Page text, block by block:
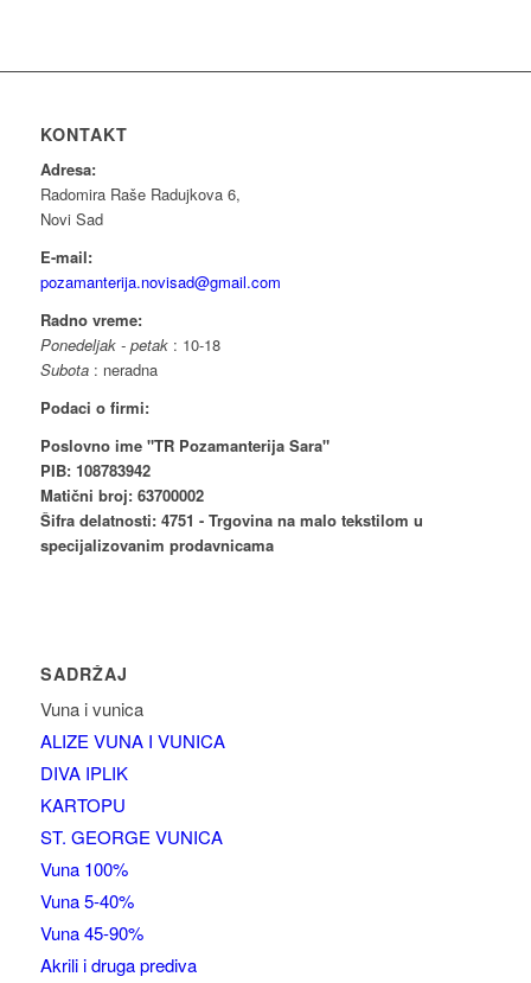
KONTAKT
Adresa:
Radomira Raše Radujkova 6,
Novi Sad
E-mail:
pozamanterija.novisad@gmail.com
Radno vreme:
Ponedeljak - petak: 10-18
Subota: neradna
Podaci o firmi:
Poslovno ime "TR Pozamanterija Sara"
PIB: 108783942
Matični broj: 63700002
Šifra delatnosti: 4751 - Trgovina na malo tekstilom u
specijalizovanim prodavnicama
SADRŽAJ
Vuna i vunica
ALIZE VUNA I VUNICA
DIVA IPLIK
KARTOPU
ST. GEORGE VUNICA
Vuna 100%
Vuna 5-40%
Vuna 45-90%
Akrili i druga prediva